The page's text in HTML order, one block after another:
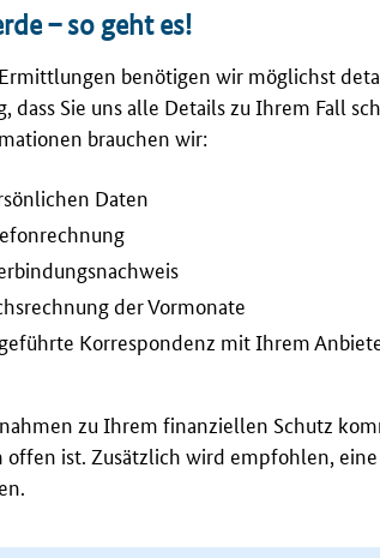
– so geht es!
benötigen wir möglichst
dass Sie uns alle Details zu Ihrem Fall
brauchen wir:
Daten
der Vormonate
Korrespondenz mit Ihrem
zu Ihrem finanziellen Schutz
offen ist. Zusätzlich wird empfohlen,